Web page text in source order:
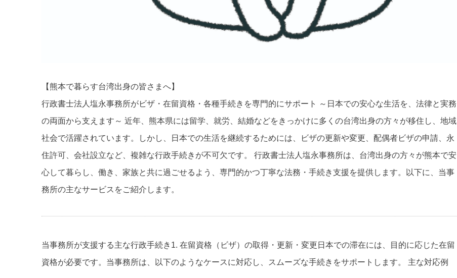
【熊本で暮らす台湾出身の皆さまへ】
行政書士法人塩永事務所がビザ・在留資格・各種手続きを専門的にサポート
～日本での安心な生活を、法律と実務
の両面から支えます～ 近年、熊本県には留学、就労、結婚などをきっかけに多くの台湾出身の方々が移住し、地域
社会で活躍されています。しかし、日本での生活を継続するためには、ビザの更新や変更、配偶者ビザの申請、永
住許可、会社設立など、複雑な行政手続きが不可欠です。 行政書士法人塩永事務所は、台湾出身の方々が熊本で安
心して暮らし、働き、家族と共に過ごせるよう、専門的かつ丁寧な法務・手続き支援を提供します。以下に、当事
務所の主なサービスをご紹介します。
当事務所が支援する主な行政手続き 1. 在留資格（ビザ）の取得・更新・変更 日本での滞在には、目的に応じた在留
資格が必要です。当事務所は、以下のようなケースに対応し、スムーズな手続きをサポートします。 主な対応例